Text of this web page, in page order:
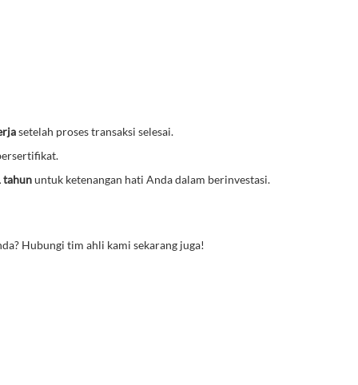
setelah proses transaksi selesai.
tahununtuk ketenangan hati Anda dalam berinvestasi.
Hubungi tim ahli kami sekarang juga!